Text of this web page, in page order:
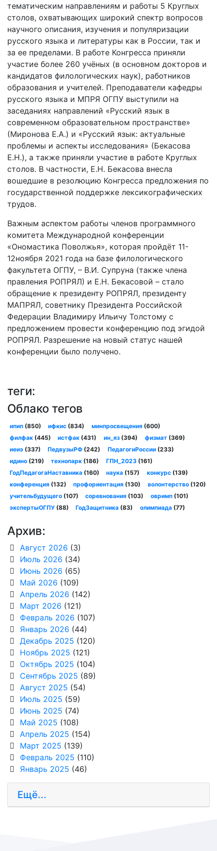
тематическим направлениям и работы 5 Круглых
столов, охватывающих широкий спектр вопросов
научного описания, изучения и популяризации
русского языка и литературы как в России, так и
за ее пределами. В работе Конгресса приняли
участие более 260 учёных (в основном докторов и
кандидатов филологических наук), работников
образования и учителей. Преподаватели кафедры
русского языка и МПРЯ ОГПУ выступили на
заседаниях направлений «Русский язык в
современном образовательном пространстве»
(Миронова Е.А.) и «Русский язык: актуальные
проблемы и аспекты исследования» (Бекасова
Е.Н.), а также приняли участие в работе Круглых
столов. В частности, Е.Н. Бекасова внесла
вошедшие в резолюцию Конгресса предложения по
государственной поддержке лексикографических
трудов.
Важным аспектом работы членов программного
комитета Международной конференции
«Ономастика Поволжья», которая пройдёт 11-
12ноября 2021 года на базе филологического
факультета ОГПУ, – В.И. Супруна (также члена
правления РОПРЯЛ) и Е.Н. Бекасовой – стало
обращение к президенту РОПРЯЛ, президенту
МАПРЯЛ, советнику Президента Российской
Федерации Владимиру Ильичу Толстому с
предложением провести конференцию под эгидой
РОПРЯЛ. Разрешение на новый статус нашей
конференции было получено.
теги:
Облако тегов
ипип(850) ифкис (834) минпросвещения(600)
филфак(445) истфак (431) ин_яз(394) физмат(369)
иеиэ(337) ПедвузыРФ (242) ПедагогиРоссии(233)
идино(219) технопарк (186) ГПН_2023(161)
ГодПедагогаНаставника(160) наука (157) конкурс(139)
конференция(132) профориентация (130) волонтерство(120)
учительбудущего(107) соревнования (103) овримп(101)
экспертыОГПУ(88) ГодЗащитника (83) олимпиада(77)
Архив:
Август 2026 (3)
Июль 2026 (34)
Июнь 2026 (65)
Май 2026 (109)
Апрель 2026 (142)
Март 2026 (121)
Февраль 2026 (107)
Январь 2026 (44)
Декабрь 2025 (120)
Ноябрь 2025 (121)
Октябрь 2025 (104)
Сентябрь 2025 (89)
Август 2025 (54)
Июль 2025 (59)
Июнь 2025 (74)
Май 2025 (108)
Апрель 2025 (154)
Март 2025 (139)
Февраль 2025 (110)
Январь 2025 (46)
Ещё...